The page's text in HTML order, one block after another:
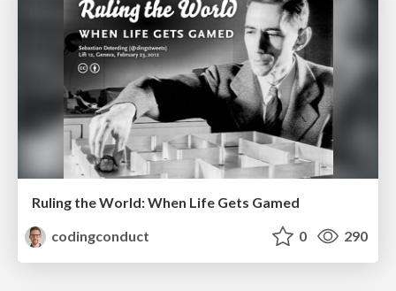
Ruling the World: When Life Gets Gamed
codingconduct
0 290